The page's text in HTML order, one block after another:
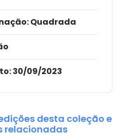
: Quadrada
30/09/2023
desta coleção e
relacionadas